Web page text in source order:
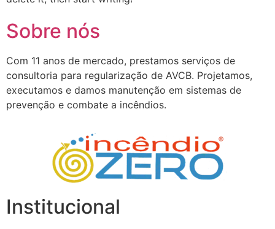
Sobre nós
Com 11 anos de mercado, prestamos serviços de
consultoria para regularização de AVCB. Projetamos,
executamos e damos manutenção em sistemas de
prevenção e combate a incêndios.
Institucional